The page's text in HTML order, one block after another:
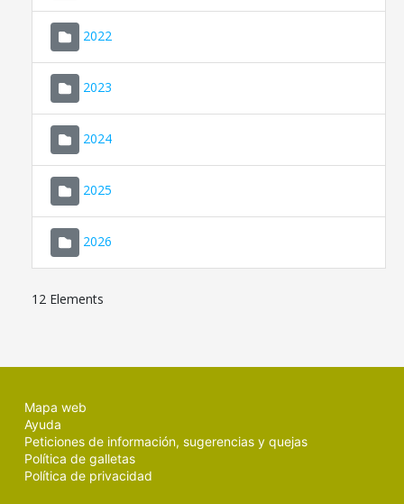
2022
2023
2024
2025
2026
12 Elements
Mapa web
Ayuda
Peticiones de información, sugerencias y quejas
Política de galletas
Política de privacidad